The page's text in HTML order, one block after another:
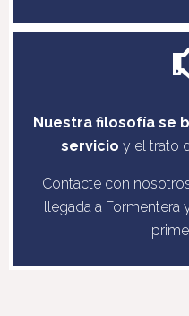
Nuestra filosofía se
servicio y el trato
Contacte con
llegada a Formentera